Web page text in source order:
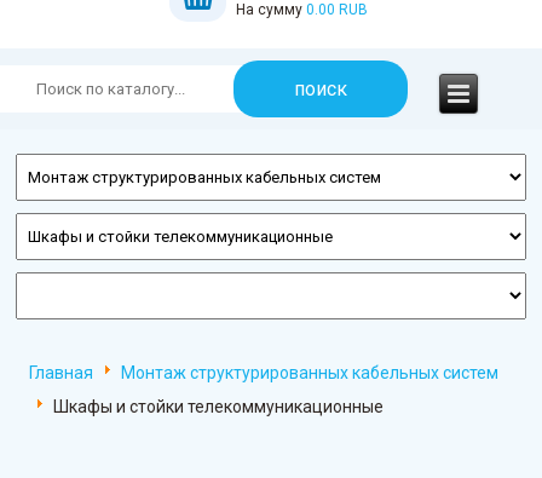
На сумму 0.00 RUB
Главная
Монтаж структурированных кабельных систем
Шкафы и стойки телекоммуникационные